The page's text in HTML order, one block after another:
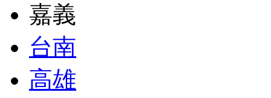
嘉義
台南
高雄